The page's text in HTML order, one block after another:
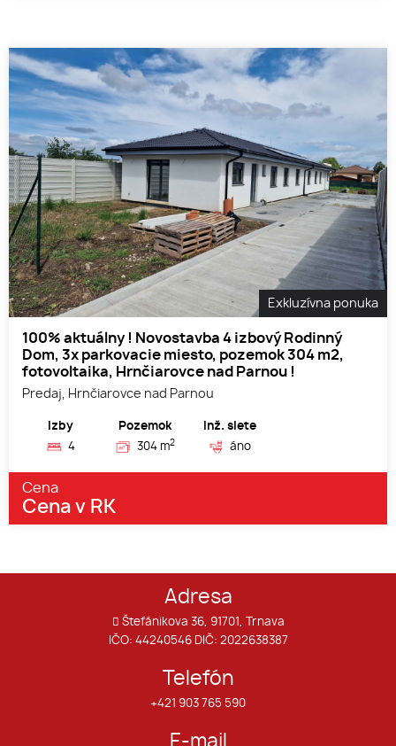
Exkluzívna ponuka
100% aktuálny ! Novostavba 4 izbový Rodinný
Dom, 3x parkovacie miesto, pozemok 304 m2,
fotovoltaika, Hrnčiarovce nad Parnou !
Predaj, Hrnčiarovce nad Parnou
Izby
4
Pozemok
304 m2
Inž. siete
áno
Cena
Cena v RK
Adresa
Štefánikova 36, 91701, Trnava
IČO: 44240546 DIČ: 2022638387
Telefón
+421 903 765 590
E-mail